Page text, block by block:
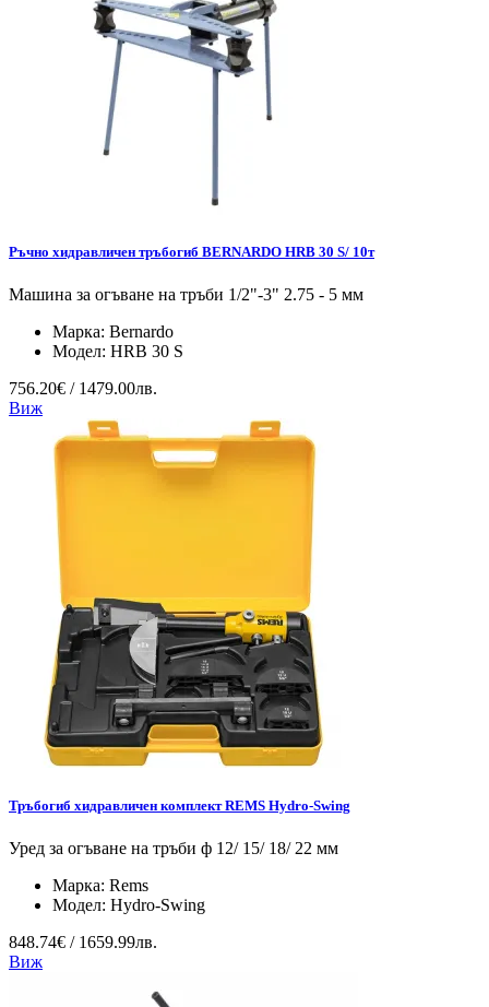
Ръчно хидравличен тръбогиб BERNARDO HRB 30 S/ 10т
Машина за огъване на тръби 1/2"-3" 2.75 - 5 мм
Марка: Bernardo
Модел: HRB 30 S
756.20€ / 1479.00лв.
Виж
Тръбогиб хидравличен комплект REMS Hydro-Swing
Уред за огъване на тръби ф 12/ 15/ 18/ 22 мм
Марка: Rems
Модел: Hydro-Swing
848.74€ / 1659.99лв.
Виж